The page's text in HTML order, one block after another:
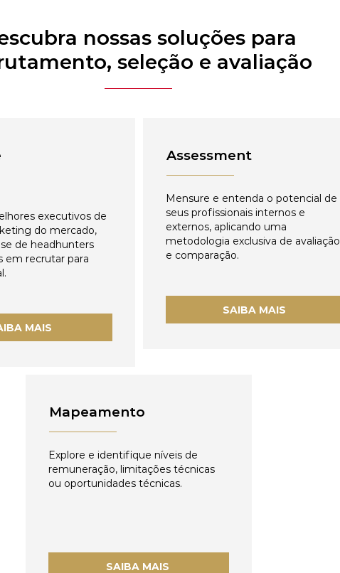
nossas soluções para
seleção e avaliação
executivos de
do mercado,
de headhunters
em recrutar para
MAIS
Assessment
Mensure e entenda o potencial de
seus profissionais internos e
externos, aplicando uma
metodologia exclusiva de avaliação
e comparação.
SAIBA MAIS
Mapeamento
Explore e identifique níveis de
remuneração, limitações técnicas
ou oportunidades técnicas.
SAIBA MAIS